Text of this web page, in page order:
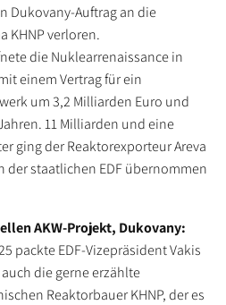
Dukovany-Auftrag an die
KHNP verloren.
die Nuklearrenaissance in
einem Vertrag für ein
um 3,2 Milliarden Euro und
11 Milliarden und eine
ging der Reaktorexporteur Areva
der staatlichen EDF übernommen
AKW-Projekt, Dukovany:
packte EDF-Vizepräsident Vakis
die gerne erzählte
Reaktorbauer KHNP, der es